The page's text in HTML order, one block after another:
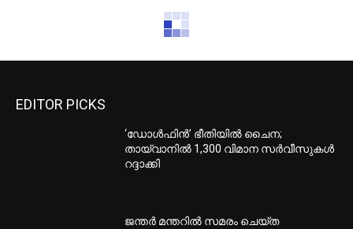
EDITOR PICKS
‘ഡോള്‍ഫിന്‍’ ഭീതിയില്‍ ചൈന;
തായ്വാനില്‍ 1,300 വിമാന സര്‍വീസുകള്‍
റദ്ദാക്കി
ജന്തര്‍ മന്തറില്‍ സമരം ചെയ്ത